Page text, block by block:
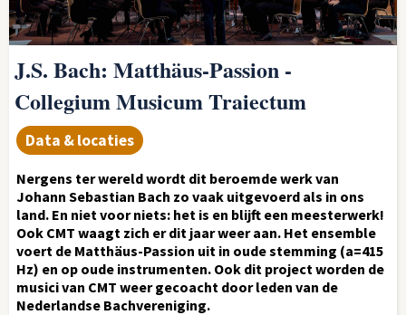
J.S. Bach: Matthäus-Passion -
Collegium Musicum Traiectum
Data & locaties
Nergens ter wereld wordt dit beroemde werk van
Johann Sebastian Bach zo vaak uitgevoerd als in ons
land. En niet voor niets: het is en blijft een meesterwerk!
Ook CMT waagt zich er dit jaar weer aan. Het ensemble
voert de Matthäus-Passion uit in oude stemming (a=415
Hz) en op oude instrumenten. Ook dit project worden de
musici van CMT weer gecoacht door leden van de
Nederlandse Bachvereniging.